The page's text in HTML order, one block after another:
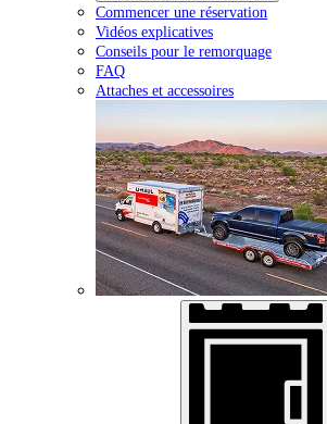
Commencer une réservation
Vidéos explicatives
Conseils pour le remorquage
FAQ
Attaches et accessoires